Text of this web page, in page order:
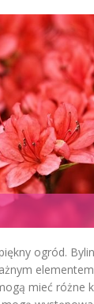
ogród.
mieć różne